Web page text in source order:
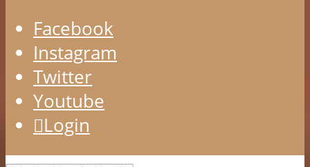
Facebook
Instagram
Twitter
Youtube
Login